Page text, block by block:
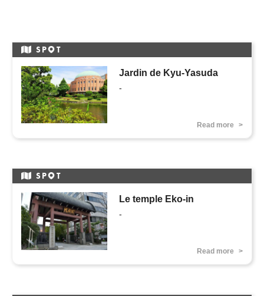
SP T
Jardin de Kyu-Yasuda
-
Read more
SP T
Le temple Eko-in
-
Read more